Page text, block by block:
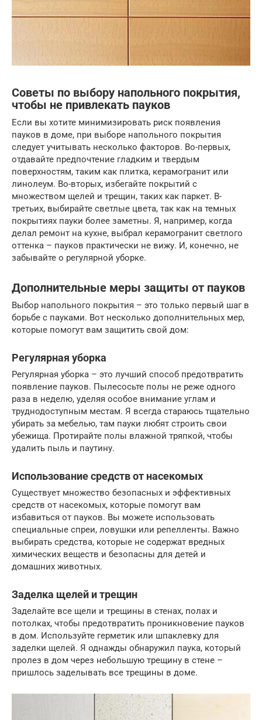
Советы по выбору напольного покрытия,
чтобы не привлекать пауков
Если вы хотите минимизировать риск появления
пауков в доме, при выборе напольного покрытия
следует учитывать несколько факторов. Во-первых,
отдавайте предпочтение гладким и твердым
поверхностям, таким как плитка, керамогранит или
линолеум. Во-вторых, избегайте покрытий с
множеством щелей и трещин, таких как паркет. В-
третьих, выбирайте светлые цвета, так как на темных
покрытиях пауки более заметны. Я, например, когда
делал ремонт на кухне, выбрал керамогранит светлого
оттенка – пауков практически не вижу. И, конечно, не
забывайте о регулярной уборке.
Дополнительные меры защиты от пауков
Выбор напольного покрытия – это только первый шаг в
борьбе с пауками. Вот несколько дополнительных мер,
которые помогут вам защитить свой дом:
Регулярная уборка
Регулярная уборка – это лучший способ предотвратить
появление пауков. Пылесосьте полы не реже одного
раза в неделю, уделяя особое внимание углам и
труднодоступным местам. Я всегда стараюсь тщательно
убирать за мебелью, там пауки любят строить свои
убежища. Протирайте полы влажной тряпкой, чтобы
удалить пыль и паутину.
Использование средств от насекомых
Существует множество безопасных и эффективных
средств от насекомых, которые помогут вам
избавиться от пауков. Вы можете использовать
специальные спреи, ловушки или репелленты. Важно
выбирать средства, которые не содержат вредных
химических веществ и безопасны для детей и
домашних животных.
Заделка щелей и трещин
Заделайте все щели и трещины в стенах, полах и
потолках, чтобы предотвратить проникновение пауков
в дом. Используйте герметик или шпаклевку для
заделки щелей. Я однажды обнаружил паука, который
пролез в дом через небольшую трещину в стене –
пришлось заделывать все трещины в доме.